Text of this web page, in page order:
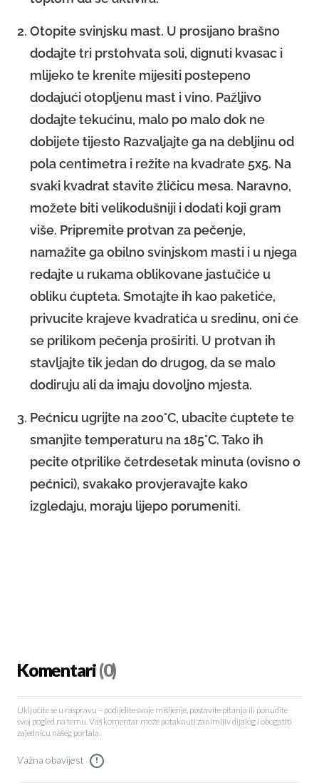
Otopite svinjsku mast. U prosijano brašno
dodajte tri prstohvata soli, dignuti kvasac i
mlijeko te krenite mijesiti postepeno
dodajući otopljenu mast i vino. Pažljivo
dodajte tekućinu, malo po malo dok ne
dobijete tijesto Razvaljajte ga na debljinu od
pola centimetra i režite na kvadrate 5x5. Na
svaki kvadrat stavite žličicu mesa. Naravno,
možete biti velikodušniji i dodati koji gram
više. Pripremite protvan za pečenje,
namažite ga obilno svinjskom masti i u njega
redajte u rukama oblikovane jastučiće u
obliku ćupteta. Smotajte ih kao paketiće,
privucite krajeve kvadratića u sredinu, oni će
se prilikom pečenja proširiti. U protvan ih
stavljajte tik jedan do drugog, da se malo
dodiruju ali da imaju dovoljno mjesta.
Pećnicu ugrijte na 200°C, ubacite ćuptete te
smanjite temperaturu na 185°C. Tako ih
pecite otprilike četrdesetak minuta (ovisno o
pećnici), svakako provjeravajte kako
izgledaju, moraju lijepo porumeniti.
Komentari(0)
Uključite se u raspravu – podijelite svoje mišljenje, postavite pitanja ili ponudite
svoj pogled na temu. Vaš komentar može potaknuti zanimljiv dijalog i obogatiti
zajednicu našeg portala.
Važna obavijest !